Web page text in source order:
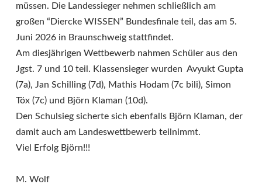
müssen. Die Landessieger nehmen schließlich am
großen “Diercke WISSEN” Bundesfinale teil, das am 5.
Juni 2026 in Braunschweig stattfindet.
Am diesjährigen Wettbewerb nahmen Schüler aus den
Jgst. 7 und 10 teil. Klassensieger wurden Avyukt Gupta
(7a), Jan Schilling (7d), Mathis Hodam (7c bili), Simon
Töx (7c) und Björn Klaman (10d).
Den Schulsieg sicherte sich ebenfalls Björn Klaman, der
damit auch am Landeswettbewerb teilnimmt.
Viel Erfolg Björn!!!
M. Wolf